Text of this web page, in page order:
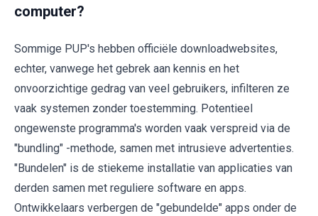
computer?
Sommige PUP's hebben officiële downloadwebsites,
echter, vanwege het gebrek aan kennis en het
onvoorzichtige gedrag van veel gebruikers, infilteren ze
vaak systemen zonder toestemming. Potentieel
ongewenste programma's worden vaak verspreid via de
"bundling" -methode, samen met intrusieve advertenties.
"Bundelen" is de stiekeme installatie van applicaties van
derden samen met reguliere software en apps.
Ontwikkelaars verbergen de "gebundelde" apps onder de